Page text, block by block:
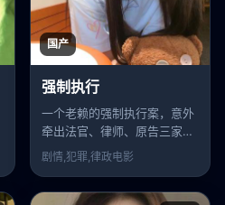
国产
强制执行
一个老赖的强制执行案，意外
牵出法官、律师、原告三家人
跨越二十年的恩怨。
剧情,犯罪,律政电影